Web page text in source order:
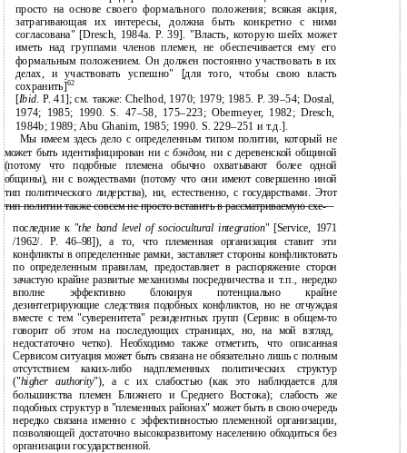
просто на основе своего формального положения; всякая акция,
затрагивающая их интересы, должна быть конкретно с ними
согласована" [Dresch, 1984a. P. 39]. "Власть, которую шейх может
иметь над группами членов племен, не обеспечивается ему его
формальным положением. Он должен постоянно участвовать в их
делах, и участвовать успешно" [для того, чтобы свою власть
сохранить]62
[Ibid. P. 41]; см. также: Chelhod, 1970; 1979; 1985. P. 39–54; Dostal,
1974; 1985; 1990. S. 47–58, 175–223; Obermeyer, 1982; Dresch,
1984b; 1989; Abu Ghanim, 1985; 1990. S. 229–251 и т.д.].
Мы имеем здесь дело с определенным типом политии, который не
может быть идентифицирован ни сбэндом,ни с деревенской общиной
(потому что подобные племена обычно охватывают более одной
общины), ни с вождествами (потому что они имеют совершенно иной
тип политического лидерства), ни, естественно, с государствами. Этот
тип политии также совсем не просто вставить в рассматриваемую схе-
последние к "the band level of sociocultural integration" [Service, 1971
/1962/. P.46–98]),
а то, что племенная организация ставит эти
конфликты в определенные рамки, заставляет стороны конфликтовать
по определенным правилам, предоставляет в распоряжение сторон
зачастую крайне развитые механизмы посредничества и т.п., нередко
вполне эффективно блокируя потенциально крайне
дезинтегрирующие следствия подобных конфликтов, но не отчуждая
вместе с тем "суверенитета" резидентных групп (Сервис вобщем-то
говорит об этом на последующих страницах, но, на мой взгляд,
недостаточно четко). Необходимо также отметить, что описанная
Сервисом ситуация может быть связана не обязательно лишь с полным
отсутствием каких-либонадплеменных политических структур
("higher authority"), а с их слабостью (как это наблюдается для
большинства племен Ближнего и Среднего Востока); слабость же
подобных структур в "племенных районах" может быть в свою очередь
нередко связана именно с эффективностью племенной организации,
позволяющей достаточно высокоразвитому населению обходиться без
организации государственной.